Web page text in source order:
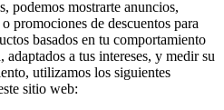
podemos mostrarte anuncios,
promociones de descuentos para
basados en tu comportamiento
a tus intereses, y medir su
utilizamos los siguientes
sitio web: